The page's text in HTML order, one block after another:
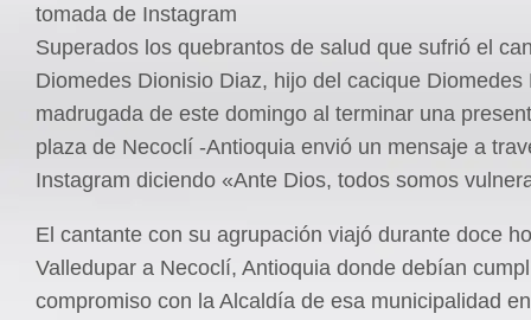
tomada de Instagram
Superados los quebrantos de salud que sufrió el
Diomedes Dionisio Diaz, hijo del cacique Diomedes
madrugada de este domingo al terminar una
plaza de Necoclí -Antioquia envió un mensaje a
Instagram diciendo «Ante Dios, todos somos
El cantante con su agrupación viajó durante doce
Valledupar a Necoclí, Antioquia donde debían
compromiso con la Alcaldía de esa municipalidad